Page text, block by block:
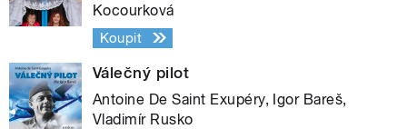
Kocourková
Koupit
Válečný pilot
Antoine De Saint Exupéry, Igor Bareš,
Vladimír Rusko